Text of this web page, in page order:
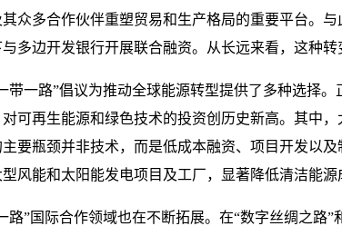
众多合作伙伴重塑贸易和生产格局的重要平台。
多边开发银行开展联合融资。从长远来看，这种转
带一路”倡议为推动全球能源转型提供了多种选择
可再生能源和绿色技术的投资创历史新高。其中
要瓶颈并非技术，而是低成本融资、项目开发以
型风能和太阳能发电项目及工厂，显著降低清洁能
路”国际合作领域也在不断拓展。在“数字丝绸之路